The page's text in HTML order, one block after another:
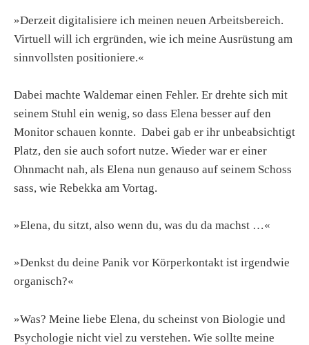
»Derzeit digitalisiere ich meinen neuen Arbeitsbereich.
Virtuell will ich ergründen, wie ich meine Ausrüstung am
sinnvollsten positioniere.«
Dabei machte Waldemar einen Fehler. Er drehte sich mit
seinem Stuhl ein wenig, so dass Elena besser auf den
Monitor schauen konnte. Dabei gab er ihr unbeabsichtigt
Platz, den sie auch sofort nutze. Wieder war er einer
Ohnmacht nah, als Elena nun genauso auf seinem Schoss
sass, wie Rebekka am Vortag.
»Elena, du sitzt, also wenn du, was du da machst …«
»Denkst du deine Panik vor Körperkontakt ist irgendwie
organisch?«
»Was? Meine liebe Elena, du scheinst von Biologie und
Psychologie nicht viel zu verstehen. Wie sollte meine